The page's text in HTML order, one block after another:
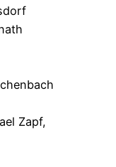
Zapf,